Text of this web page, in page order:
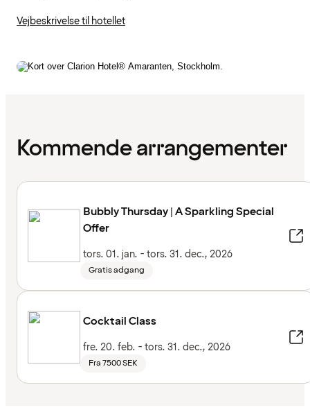
Vejbeskrivelse til hotellet
Kommende arrangementer
Bubbly Thursday | A Sparkling Special
Offer
tors. 01. jan. - tors. 31. dec., 2026
Gratis adgang
Cocktail Class
fre. 20. feb. - tors. 31. dec., 2026
Fra 7500 SEK